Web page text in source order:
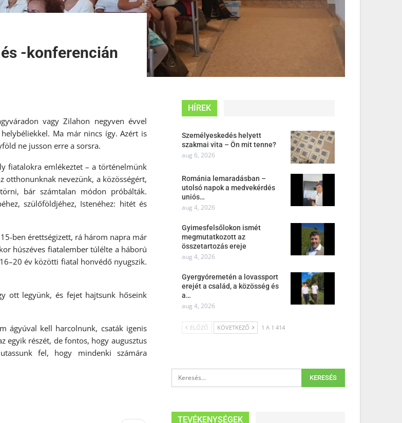
-konferencián
vagy Zilahon negyven évvel
Ma már nincs így. Azért is
ne jusson erre a sorsra.
fiatalokra emlékeztet – a történelmünk
otthonunknak nevezünk, a közösségért,
bár számtalan módon próbálták.
szülőföldjéhez, Istenéhez: hitét és
ben érettségizett, rá három napra már
húszéves fiatalember túlélte a háború
év közötti fiatal honvédő nyugszik.
ott legyünk, és fejet hajtsunk hőseink
ágyúval kell harcolnunk, csaták igenis
egyik részét, de fontos, hogy augusztus
fel, hogy mindenki számára
HÍREK
Személyeskedés helyett
szakmai vita – Ön mit tenne?
aug 6, 2026
Románia lemaradásban –
utolsó napok a medvekérdés
uniós…
aug 4, 2026
Gyimesfelsőlokon ismét
megmutatkozott az
összetartozás ereje
aug 4, 2026
Gyergyóremetén a lovassport
erejét a család, a közösség és
a…
aug 4, 2026
ELŐZŐ KÖVETKEZŐ 1 A 1 414
TEVÉKENYSÉGEK